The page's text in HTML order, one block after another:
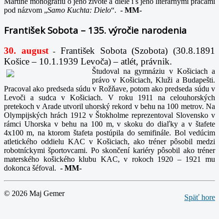
pod názvom „Samo Kuchta: Dielo“. - MM-
František Sobota – 135. výročie narodenia
30. august-
František Sobota (Szobota) (30.8.1891
Košice – 10.1.1939 Levoča) – atlét, právnik.
Študoval na gymnáziu v Košiciach a
právo v Košiciach, Kluži a Budapešti.
Pracoval ako predseda súdu v Rožňave, potom ako predseda súdu v
Levoči a sudca v Košiciach. V roku 1911 na celouhorských
pretekoch v Arade utvoril uhorský rekord v behu na 100 metrov. Na
Olympijských hrách 1912 v Štokholme reprezentoval Slovensko v
rámci Uhorska v behu na 100 m, v skoku do diaľky a v štafete
4x100 m, na ktorom štafeta postúpila do semifinále. Bol vedúcim
atletického oddielu KAC v Košiciach, ako tréner pôsobil medzi
robotníckymi športovcami. Po skončení kariéry pôsobil ako tréner
materského košického klubu KAC, v rokoch 1920 – 1921 mu
dokonca šéfoval. - MM-
Späť hore
© 2026 Maj Gemer